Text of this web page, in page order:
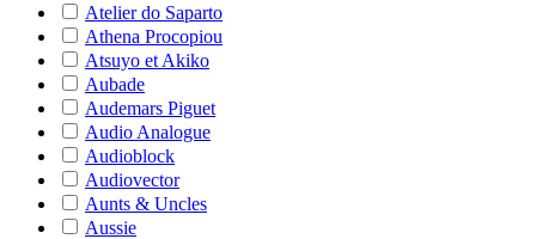
Atelier do Saparto
Athena Procopiou
Atsuyo et Akiko
Aubade
Audemars Piguet
Audio Analogue
Audioblock
Audiovector
Aunts & Uncles
Aussie